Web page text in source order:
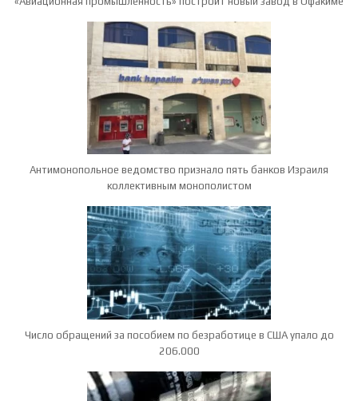
Антимонопольное ведомство признало пять банков Израиля
коллективным монополистом
Число обращений за пособием по безработице в США упало до
206.000